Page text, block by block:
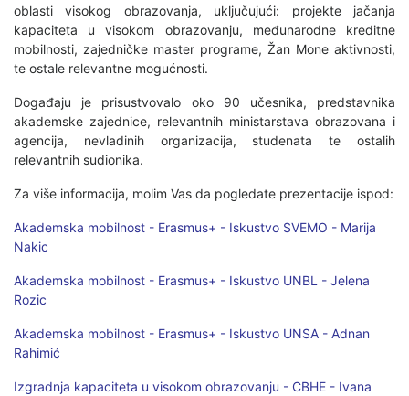
oblasti visokog obrazovanja, uključujući: projekte jačanja
kapaciteta u visokom obrazovanju, međunarodne kreditne
mobilnosti, zajedničke master programe, Žan Mone aktivnosti,
te ostale relevantne mogućnosti.
Događaju je prisustvovalo oko 90 učesnika, predstavnika
akademske zajednice, relevantnih ministarstava obrazovana i
agencija, nevladinih organizacija, studenata te ostalih
relevantnih sudionika.
Za više informacija, molim Vas da pogledate prezentacije ispod:
Akademska mobilnost - Erasmus+ - Iskustvo SVEMO - Marija
Nakic
Akademska mobilnost - Erasmus+ - Iskustvo UNBL - Jelena
Rozic
Akademska mobilnost - Erasmus+ - Iskustvo UNSA - Adnan
Rahimić
Izgradnja kapaciteta u visokom obrazovanju - CBHE - Ivana